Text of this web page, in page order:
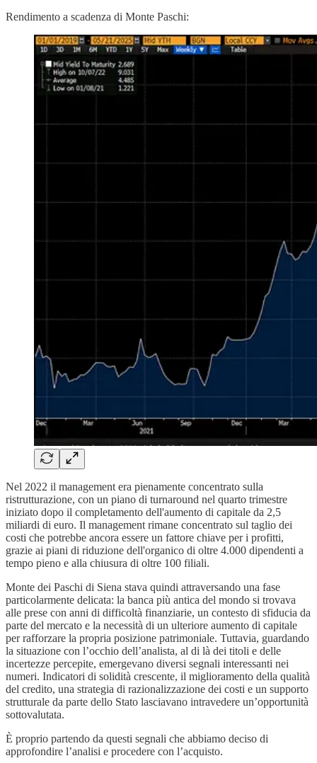
Rendimento a scadenza di Monte Paschi:
Nel 2022 il management era pienamente concentrato sulla
ristrutturazione, con un piano di turnaround nel quarto trimestre
iniziato dopo il completamento dell'aumento di capitale da 2,5
miliardi di euro. Il management rimane concentrato sul taglio dei
costi che potrebbe ancora essere un fattore chiave per i profitti,
grazie ai piani di riduzione dell'organico di oltre 4.000 dipendenti a
tempo pieno e alla chiusura di oltre 100 filiali.
Monte dei Paschi di Siena stava quindi attraversando una fase
particolarmente delicata: la banca più antica del mondo si trovava
alle prese con anni di difficoltà finanziarie, un contesto di sfiducia da
parte del mercato e la necessità di un ulteriore aumento di capitale
per rafforzare la propria posizione patrimoniale. Tuttavia, guardando
la situazione con l’occhio dell’analista, al di là dei titoli e delle
incertezze percepite, emergevano diversi segnali interessanti nei
numeri. Indicatori di solidità crescente, il miglioramento della qualità
del credito, una strategia di razionalizzazione dei costi e un supporto
strutturale da parte dello Stato lasciavano intravedere un’opportunità
sottovalutata.
È proprio partendo da questi segnali che abbiamo deciso di
approfondire l’analisi e procedere con l’acquisto.